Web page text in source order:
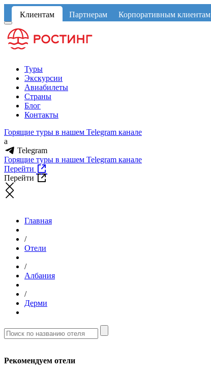
Клиентам Партнерам Корпоративным клиентам
Туры
Экскурсии
Авиабилеты
Страны
Блог
Контакты
Горящие туры в нашем Telegram канале
a
Telegram
Горящие туры в нашем Telegram канале
Перейти
Перейти
Главная
/
Отели
/
Албания
/
Дерми
Рекомендуем отели